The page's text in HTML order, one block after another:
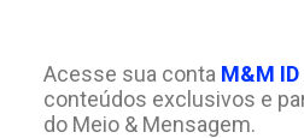
Acesse sua conta M&M ID
conteúdos exclusivos e
do Meio & Mensagem.